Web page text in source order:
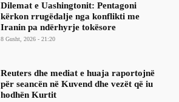
Dilemat e Uashingtonit: Pentagoni
kërkon rrugëdalje nga konflikti me
Iranin pa ndërhyrje tokësore
8 Gusht, 2026 - 21:20
Reuters dhe mediat e huaja raportojnë
për seancën në Kuvend dhe vezët që iu
hodhën Kurtit